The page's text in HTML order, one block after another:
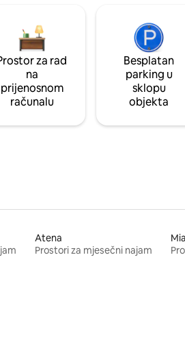
za rad
na
prijenosnom
računalu
Besplatan
parking u
sklopu
objekta
Atena
Prostori za mjesečni najam